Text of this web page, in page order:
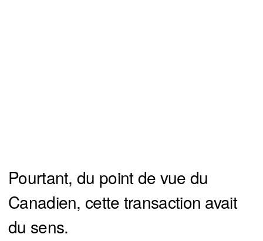
Pourtant, du point de vue du
Canadien, cette transaction avait
du sens.